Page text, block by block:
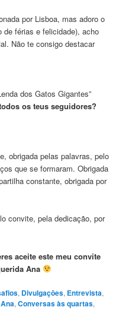
por Lisboa, mas adoro o
de férias e felicidade), acho
Não te consigo destacar
dos Gatos Gigantes”
os teus seguidores?
obrigada pelas palavras, pelo
que se formaram. Obrigada
constante, obrigada por
convite, pela dedicação, por
aceite este meu convite
Ana
, Divulgaçōes, Entrevista,
,Conversas às quartas,